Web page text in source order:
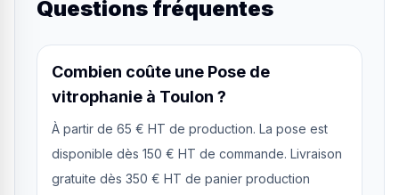
Questions fréquentes
Combien coûte une Pose de
vitrophanie à Toulon ?
À partir de 65 € HT de production. La pose est
disponible dès 150 € HT de commande. Livraison
gratuite dès 350 € HT de panier production